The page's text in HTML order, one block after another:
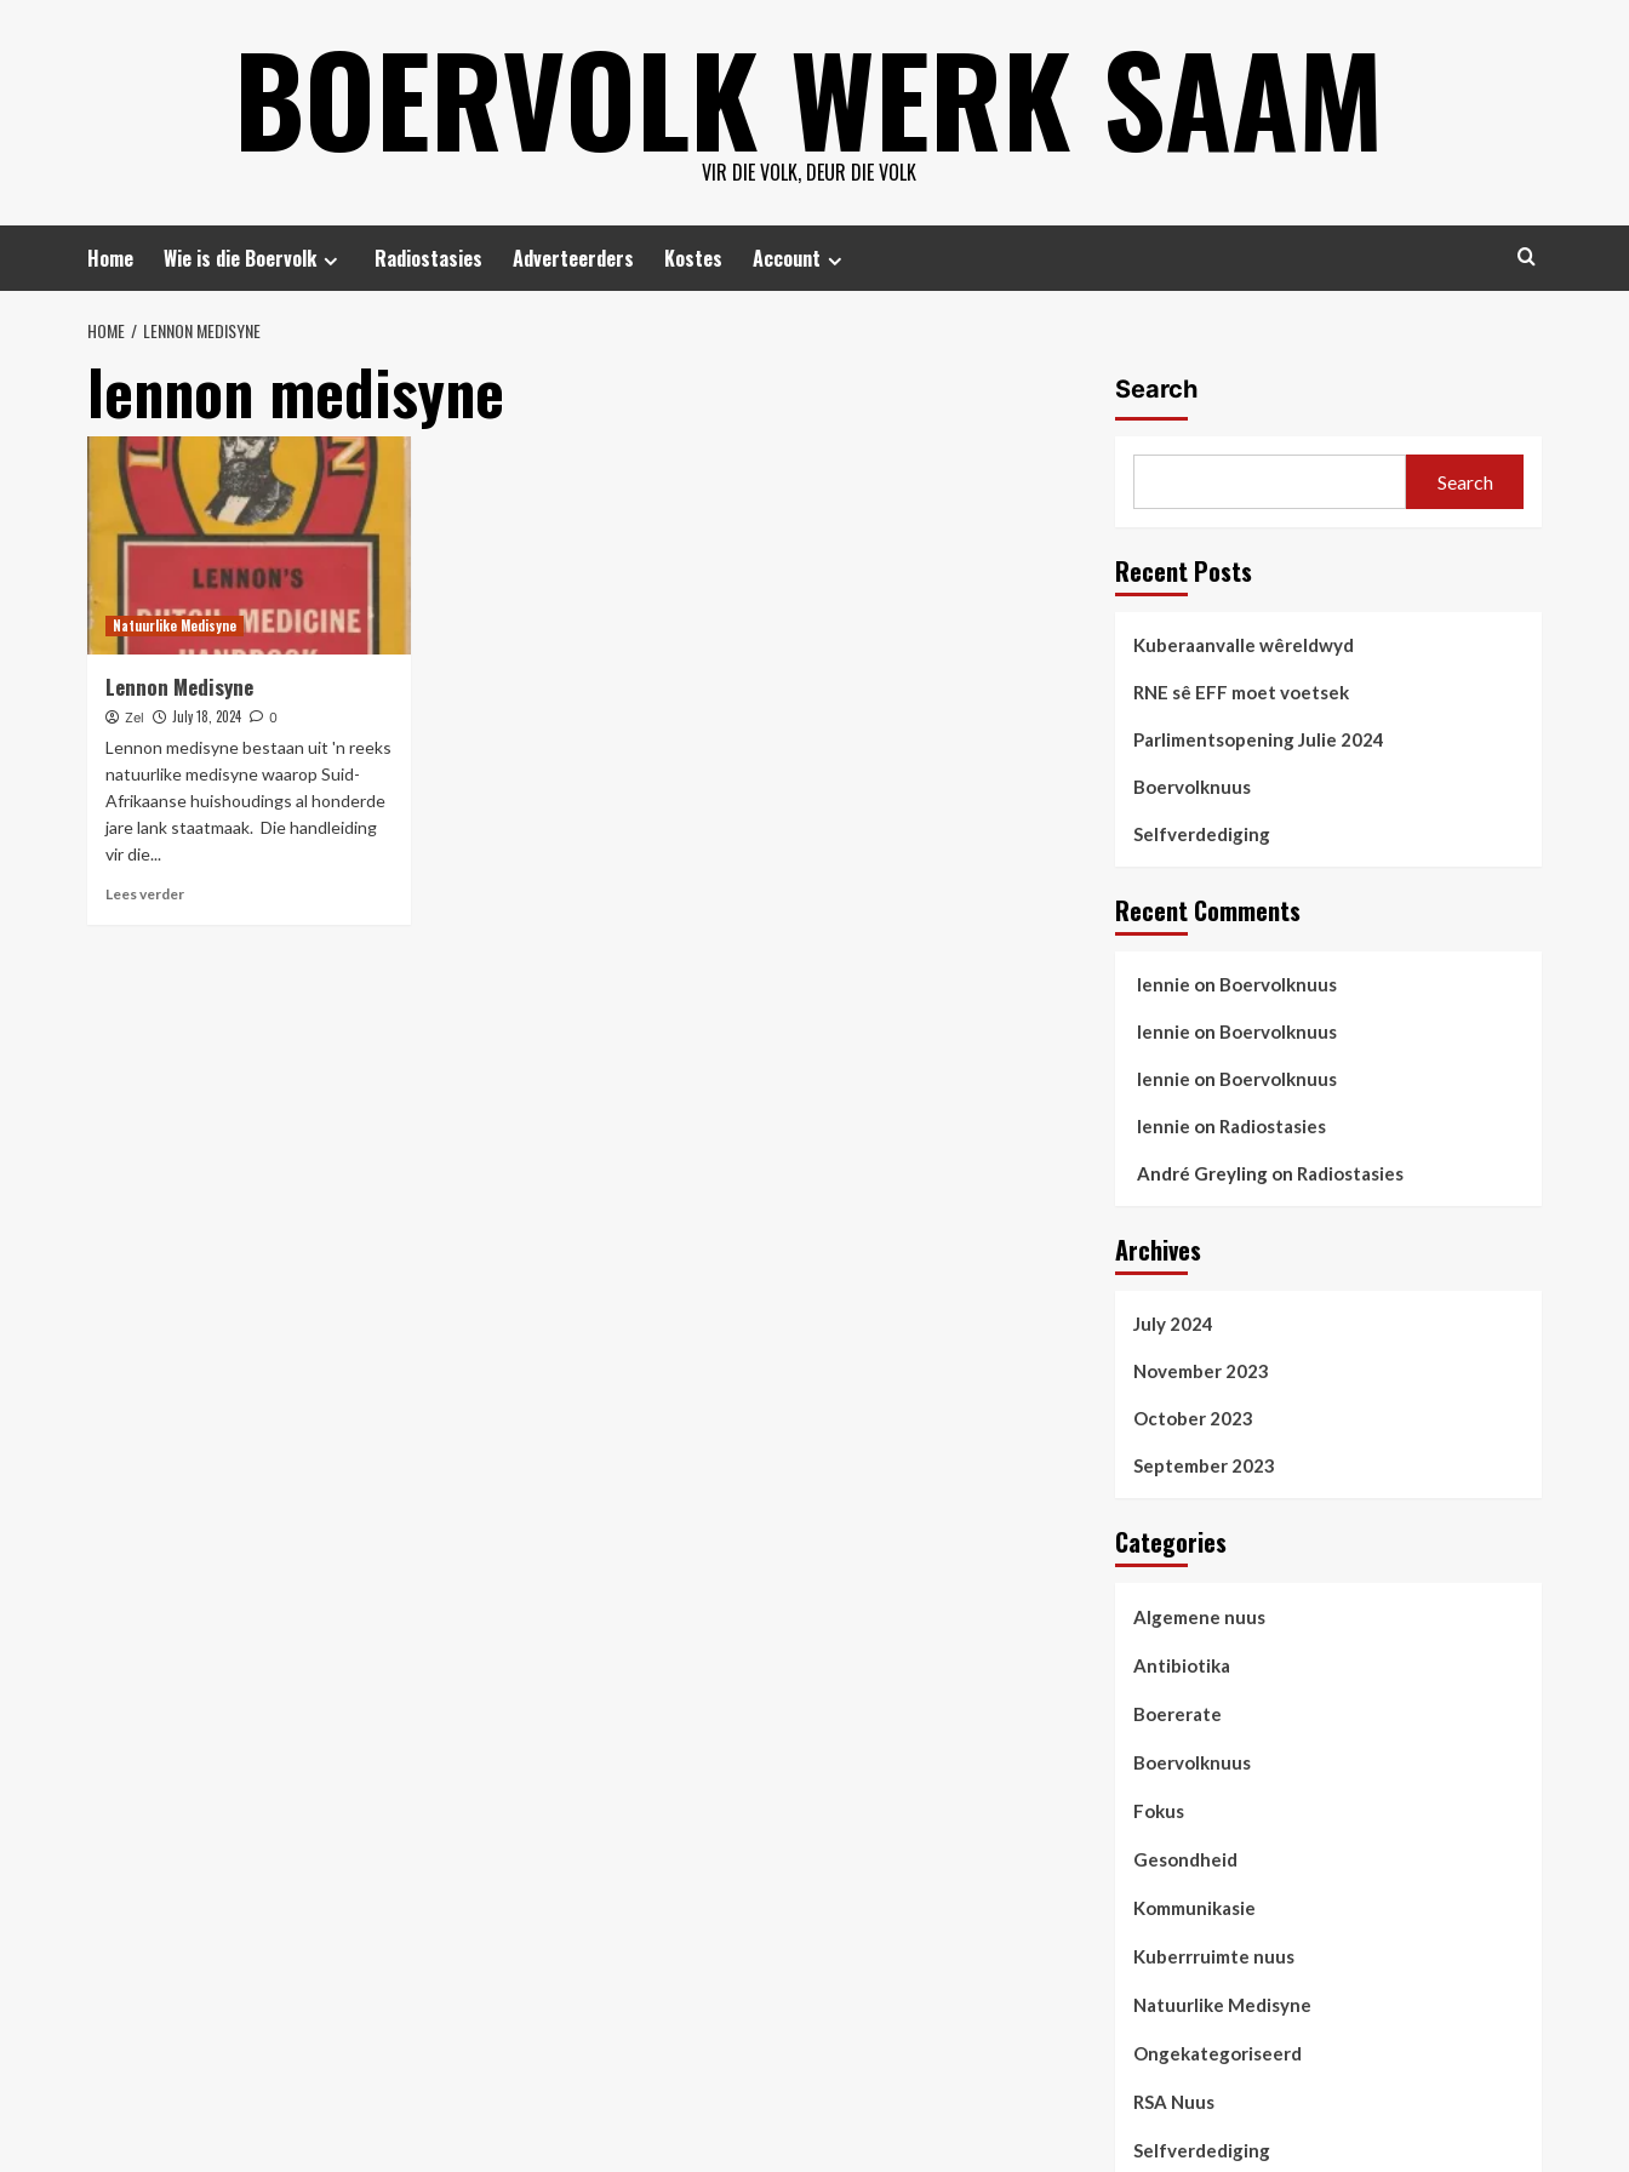
BOERVOLK WERK SAAM
VIR DIE VOLK, DEUR DIE VOLK
Home Wie is die Boervolk Radiostasies Adverteerders Kostes Account
HOME LENNON MEDISYNE
lennon medisyne
Natuurlike Medisyne
Lennon Medisyne
Zel July 18, 2024 0
Lennon medisyne bestaan uit 'n reeks
natuurlike medisyne waarop Suid-
Afrikaanse huishoudings al honderde
jare lank staatmaak. Die handleiding
vir die...
Lees verder
Search
Search
Recent Posts
Kuberaanvalle wêreldwyd
RNE sê EFF moet voetsek
Parlimentsopening Julie 2024
Boervolknuus
Selfverdediging
Recent Comments
lennie on Boervolknuus
lennie on Boervolknuus
lennie on Boervolknuus
lennie on Radiostasies
André Greylingon Radiostasies
Archives
July 2024
November 2023
October 2023
September 2023
Categories
Algemene nuus
Antibiotika
Boererate
Boervolknuus
Fokus
Gesondheid
Kommunikasie
Kuberrruimte nuus
Natuurlike Medisyne
Ongekategoriseerd
RSA Nuus
Selfverdediging